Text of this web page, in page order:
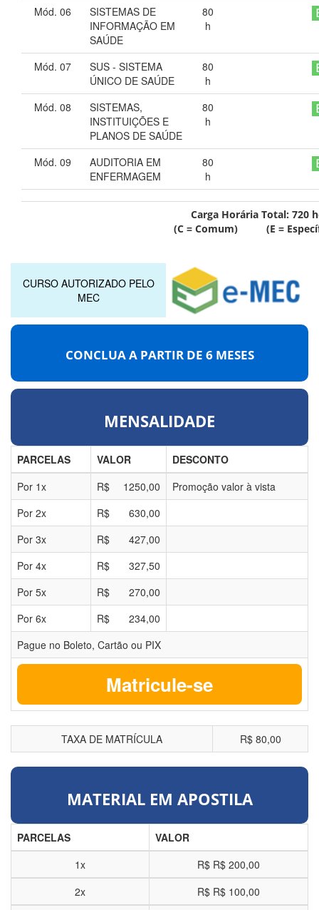
Mód. 06
SISTEMAS DE
INFORMAÇÃO EM
SAÚDE
80
h
Mód. 07
SUS - SISTEMA
ÚNICO DE SAÚDE
80
h
Mód. 08
SISTEMAS,
INSTITUIÇÕES E
PLANOS DE SAÚDE
80
h
Mód. 09
AUDITORIA EM
ENFERMAGEM
80
h
Carga Horária Total: 720
(C = Comum) (E =
CURSO AUTORIZADO PELO
MEC
CONCLUA A PARTIR DE 6 MESES
MENSALIDADE
PARCELAS VALOR
DESCONTO
Por 1x R$ 1250,00
Promoção valor à vista
Por 2x R$
630,00
Por 3x R$
427,00
Por 4x R$
327,50
Por 5x R$
270,00
Por 6x R$
234,00
Pague no Boleto, Cartão ou PIX
Matricule-se
TAXA DE MATRÍCULA R$ 80,00
MATERIAL EM APOSTILA
PARCELAS
VALOR
1x
R$ R$ 200,00
2x
R$ R$ 100,00